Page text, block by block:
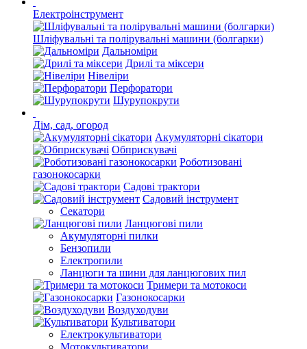
Електроінструмент
Шліфувальні та полірувальні машини (болгарки)
Дальноміри
Дрилі та міксери
Нівеліри
Перфоратори
Шурупокрути
Дім, сад, огород
Акумуляторні сікатори
Обприскувачі
Роботизовані
газонокосарки
Садові трактори
Садовий інструмент
Секатори
Ланцюгові пили
Акумуляторні пилки
Бензопили
Електропили
Ланцюги та шини для ланцюгових пил
Тримери та мотокоси
Газонокосарки
Воздуходуви
Культиватори
Електрокультиватори
Мотокультиватори